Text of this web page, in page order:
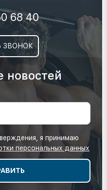
68 40
ЗВОНОК
новостей
я принимаю
персональных данных